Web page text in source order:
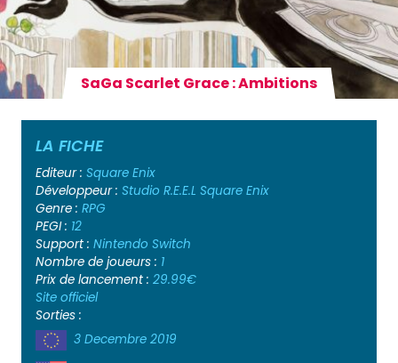
SaGa Scarlet Grace : Ambitions
LA FICHE
Editeur : Square Enix
Développeur : Studio R.E.E.L Square Enix
Genre : RPG
PEGI : 12
Support : Nintendo Switch
Nombre de joueurs : 1
Prix de lancement : 29.99€
Site officiel
Sorties :
3 Decembre 2019